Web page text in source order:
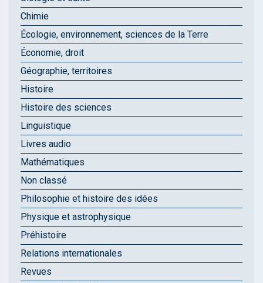
Chimie
Écologie, environnement, sciences de la Terre
Économie, droit
Géographie, territoires
Histoire
Histoire des sciences
Linguistique
Livres audio
Mathématiques
Non classé
Philosophie et histoire des idées
Physique et astrophysique
Préhistoire
Relations internationales
Revues